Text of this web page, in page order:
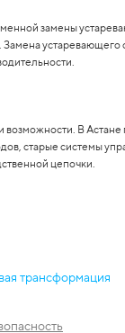
замены
В
старые системы
цепочки.
трансформация